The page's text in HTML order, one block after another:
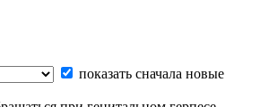
показать сначала новые